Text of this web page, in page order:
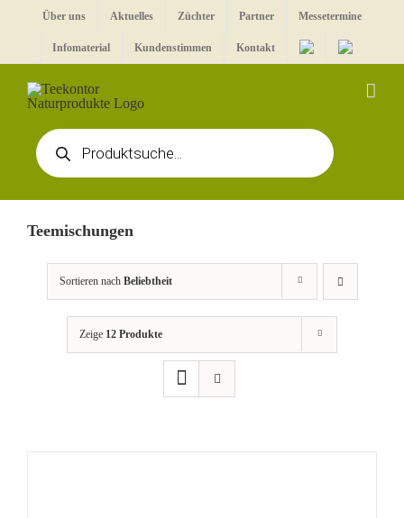
Über uns Aktuelles Züchter Partner Messetermine
Infomaterial Kundenstimmen Kontakt
Products
search
Teemischungen
Sortieren nach Beliebtheit
Zeige 12 Produkte